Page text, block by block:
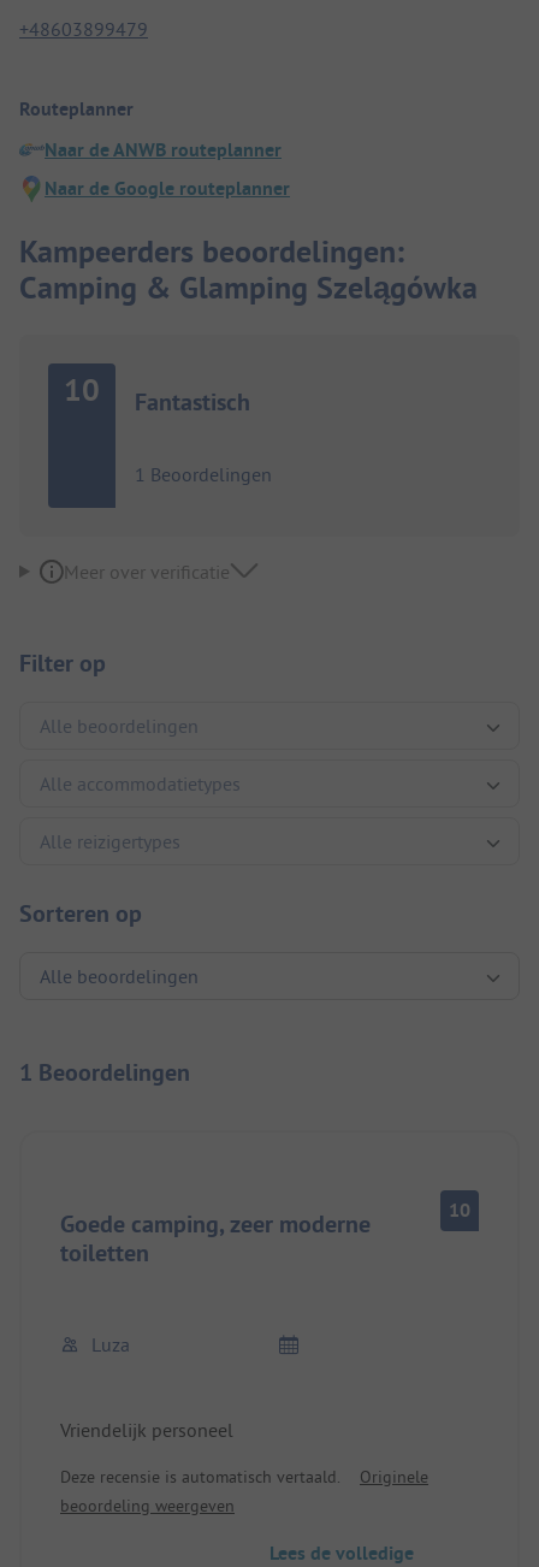
+48603899479
Routeplanner
Naar de ANWB routeplanner
Naar de Google routeplanner
Kampeerders beoordelingen:
Camping & Glamping Szelągówka
10 Fantastisch
1 Beoordelingen
Meer over verificatie
Filter op
Sorteren op
1 Beoordelingen
Goede camping, zeer moderne
toiletten
10
Luza
Vriendelijk personeel
Deze recensie is automatisch vertaald.
Originele
beoordeling weergeven
Lees de volledige